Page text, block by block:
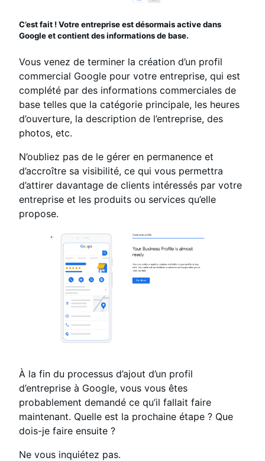
C’est fait ! Votre entreprise est désormais active dans
Google et contient des informations de base.
Vous venez de terminer la création d’un profil
commercial Google pour votre entreprise, qui est
complété par des informations commerciales de
base telles que la catégorie principale, les heures
d’ouverture, la description de l’entreprise, des
photos, etc.
N’oubliez pas de le gérer en permanence et
d’accroître sa visibilité, ce qui vous permettra
d’attirer davantage de clients intéressés par votre
entreprise et les produits ou services qu’elle
propose.
À la fin du processus d’ajout d’un profil
d’entreprise à Google, vous vous êtes
probablement demandé ce qu’il fallait faire
maintenant. Quelle est la prochaine étape ? Que
dois-je faire ensuite ?
Ne vous inquiétez pas.